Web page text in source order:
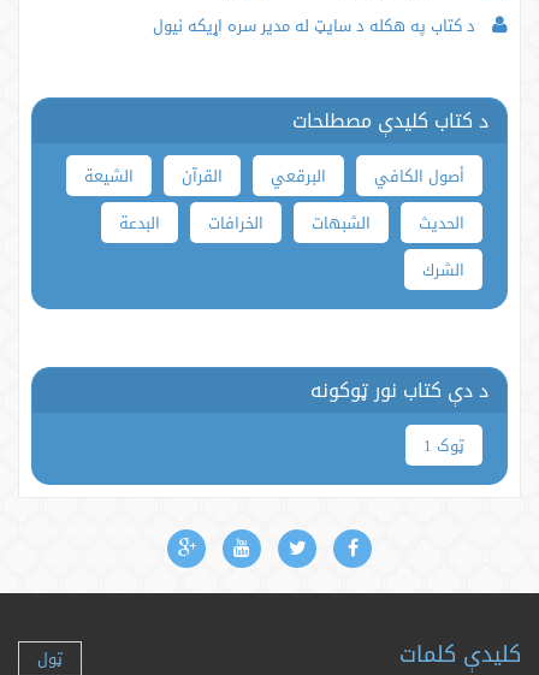
د کتاب په هکله د سایټ له مدیر سره اړیکه نیول
د کتاب کلیدې مصطلحات
أصول الكافي البرقعي القرآن
الشيعة
الحديث
الشبهات الخرافات
البدعة
الشرك
د دې کتاب نور ټوکونه
ټوک 1
کلیدې کلمات ټول